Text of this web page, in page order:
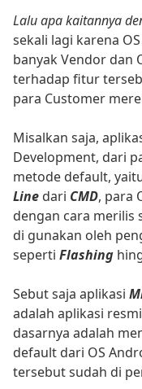
Lalu apa kaitannya
sekali lagi karena
banyak Vendor dan
terhadap fitur
para Customer
Misalkan saja,
Development, dari
metode default,
Line dari CMD, para
dengan cara merilis
di gunakan oleh
seperti Flashing
Sebut saja aplikasi
adalah aplikasi
dasarnya adalah
default dari OS
tersebut sudah di